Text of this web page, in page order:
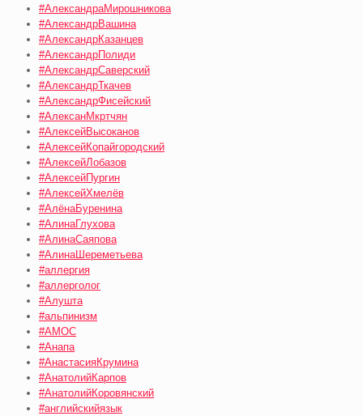
#АлександраМирошникова
#АлександрВашина
#АлександрКазанцев
#АлександрПолиди
#АлександрСаверский
#АлександрТкачев
#АлександрФисейский
#АлексанМкртчян
#АлексейВысоканов
#АлексейКопайгородский
#АлексейЛобазов
#АлексейПургин
#АлексейХмелёв
#АлёнаБуренина
#АлинаГлухова
#АлинаСаяпова
#АлинаШереметьева
#аллергия
#аллерголог
#Алушта
#альпинизм
#АМОС
#Анапа
#АнастасияКрумина
#АнатолийКарпов
#АнатолийКоровянский
#английскийязык